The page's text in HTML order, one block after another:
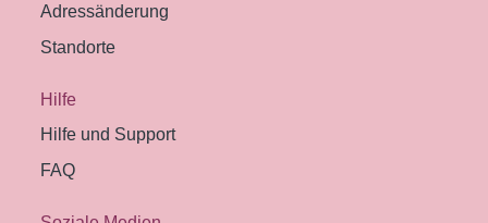
Adressänderung
Standorte
Hilfe
Hilfe und Support
FAQ